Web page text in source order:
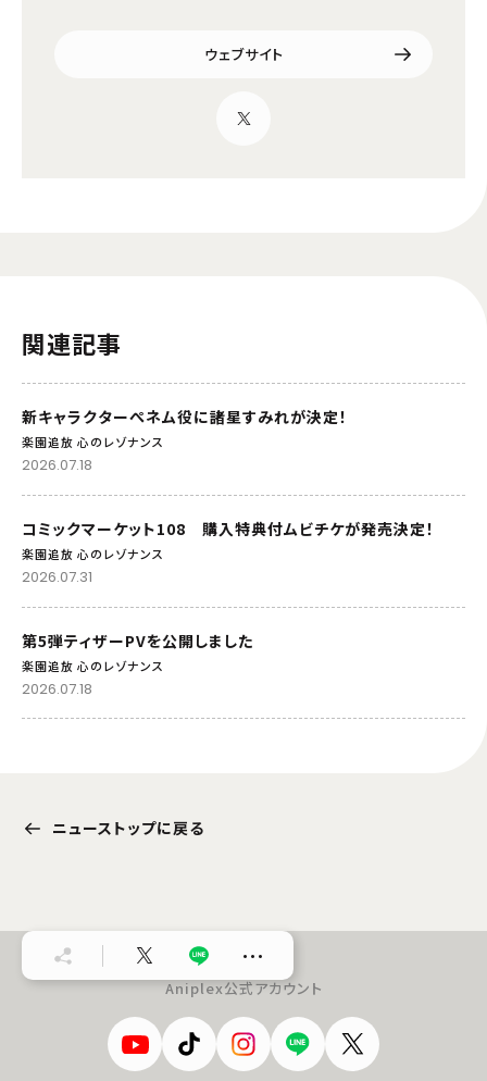
ウェブサイト
関連記事
新キャラクターぺネム役に諸星すみれが決定！
楽園追放 心のレゾナンス
2026.07.18
コミックマーケット108 購入特典付ムビチケが発売決定！
楽園追放 心のレゾナンス
2026.07.31
第5弾ティザーPVを公開しました
楽園追放 心のレゾナンス
2026.07.18
ニューストップに戻る
…
Aniplex公式アカウント